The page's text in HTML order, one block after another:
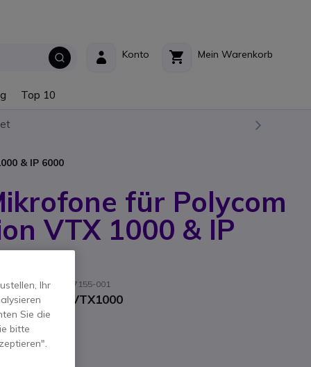
Mein Warenkorb
Konto
Top 10
& IP 6000
für Polycom
VTX 1000 & IP
Referenz: 2215-07155-001
VTX1000
Ihr
Sie die
bitte